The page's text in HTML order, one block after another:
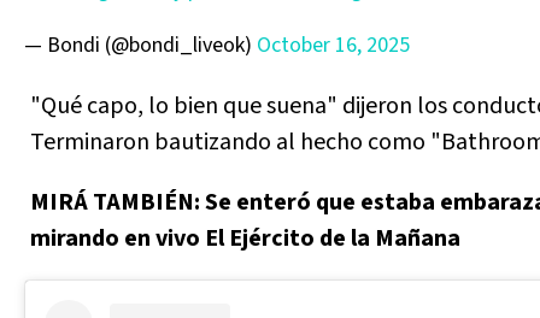
— Bondi (@bondi_liveok) October 16, 2025
"Qué capo, lo bien que suena" dijeron los
Terminaron bautizando al hecho como
MIRÁ TAMBIÉN: Se enteró que estaba
mirando en vivo El Ejército de la Mañana